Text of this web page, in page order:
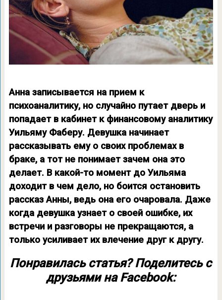
Анна записывается на прием к
психоаналитику, но случайно путает дверь и
попадает в кабинет к финансовому аналитику
Уильяму Фаберу. Девушка начинает
рассказывать ему о своих проблемах в
браке, а тот не понимает зачем она это
делает. В какой-то момент до Уильяма
доходит в чем дело, но боится остановить
рассказ Анны, ведь она его очаровала. Даже
когда девушка узнает о своей ошибке, их
встречи и разговоры не прекращаются, а
только усиливает их влечение друг к другу.
Понравилась статья? Поделитесь с
друзьями на Facebook: